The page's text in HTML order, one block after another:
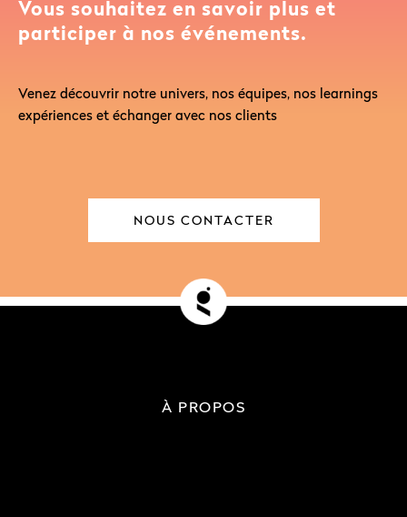
Vous souhaitez en savoir plus et
participer à nos événements.
Venez découvrir notre univers, nos équipes, nos learnings
expériences et échanger avec nos clients
NOUS CONTACTER
À PROPOS